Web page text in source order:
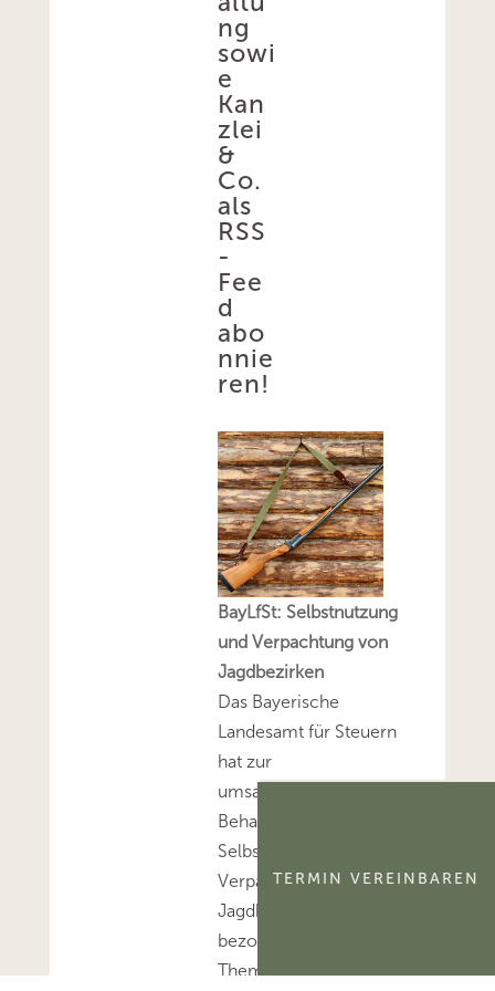
ng
sowi
e
Kan
zlei
&
Co.
als
RSS
-
Fee
d
abo
nnie
ren!
BayLfSt: Selbstnutzung
und Verpachtung von
Jagdbezirken
Das Bayerische
Landesamt für Steuern
hat zur
umsatzsteuerlichen
Behandlung der
Selbstnutzung und
Verpachtung von
Jagdbezirken Stellung
bezogen.Mehr zum
Thema
TERMIN VEREINBAREN